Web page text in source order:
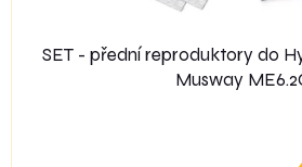
SET - přední reproduktory do
Musway